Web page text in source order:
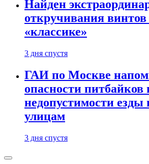
Найден
откручивания винтов
«классике»
3 дня спустя
ГАИ по Москве
опасности питбайков
недопустимости езды
улицам
3 дня спустя